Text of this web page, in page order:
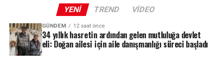
YENI TREND VIDEO
GÜNDEM 12 saat önce
34 yıllık hasretin ardından gelen mutluluğa devlet
eli: Doğan ailesi için aile danışmanlığı süreci başladı